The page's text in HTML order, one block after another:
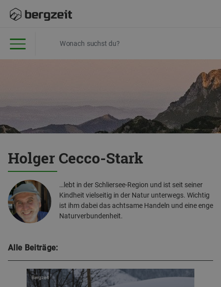
Holger Cecco-Stark
…lebt in der Schliersee-Region und ist seit seiner
Kindheit vielseitig in der Natur unterwegs. Wichtig
ist ihm dabei das achtsame Handeln und eine enge
Naturverbundenheit.
Alle Beiträge:
Bergzeit